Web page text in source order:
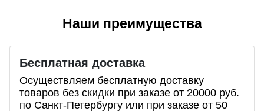
Наши преимущества
Бесплатная доставка
Осуществляем бесплатную доставку
товаров без скидки при заказе от 20000 руб.
по Санкт-Петербургу или при заказе от 50